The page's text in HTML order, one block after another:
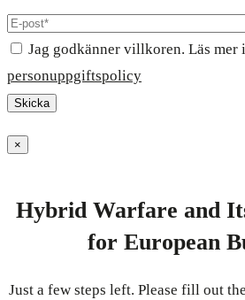
Jag godkänner villkoren. Läs mer
personuppgiftspolicy
×
Hybrid Warfare and
for European
Just a few steps left. Please fill out